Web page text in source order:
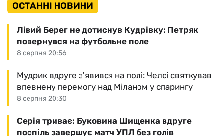
ОСТАННІ НОВИНИ
8 серпня 20:56
Лівий Берег не дотиснув Кудрівку: Петряк
повернувся на футбольне поле
8 серпня 20:30
Мудрик вдруге з'явився на полі: Челсі святкував
впевнену перемогу над Міланом у спарингу
Серія триває: Буковина Шищенка вдруге
поспіль завершує матч УПЛ без голів